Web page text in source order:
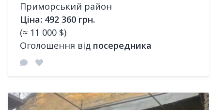
Приморський район
Ціна: 492 360 грн.
(≈ 11 000 $)
Оголошення від посередника